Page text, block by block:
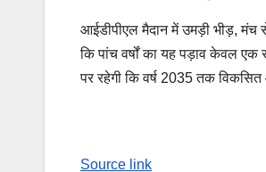
आईडीपीएल मैदान में उमड़ी भीड़,
कि पांच वर्षों का यह पड़ाव केवल एक
पर रहेगी कि वर्ष 2035 तक
Source link